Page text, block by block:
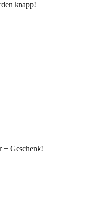
knapp!
+ Geschenk!